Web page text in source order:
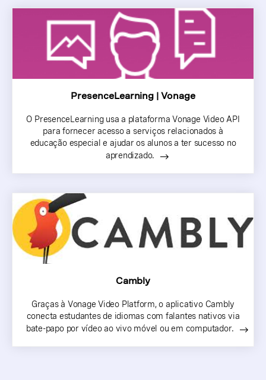
PresenceLearning | Vonage
O PresenceLearning usa a plataforma Vonage Video API
para fornecer acesso a serviços relacionados à
educação especial e ajudar os alunos a ter sucesso no
aprendizado.
Cambly
Graças à Vonage Video Platform, o aplicativo Cambly
conecta estudantes de idiomas com falantes nativos via
bate-papo por vídeo ao vivo móvel ou em computador.